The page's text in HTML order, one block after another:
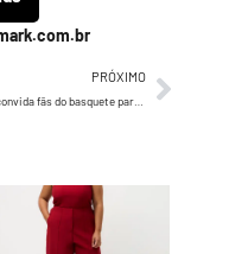
PRÓXIMO
Sadia convida fãs do basquete para fazer 40 mil pontos em ação no parque Villa Lobos e na NBA House